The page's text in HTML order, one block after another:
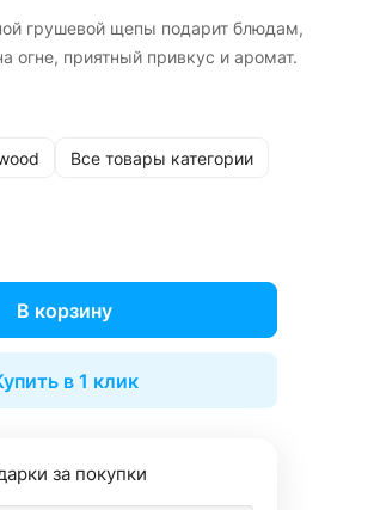
грушевой щепы подарит блюдам,
огне, приятный привкус и аромат.
Все товары категории
В корзину
в 1 клик
за покупки